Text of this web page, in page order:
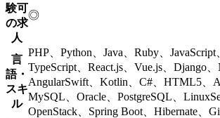
験可
の求
人
◎
言
語・
スキ
ル
PHP、Python、Java、Ruby、JavaScript
TypeScript、React.js、Vue.js、Django、
AngularSwift、Kotlin、C#、HTML5、
MySQL、Oracle、PostgreSQL、
OpenStack、Spring Boot、Hibernate、